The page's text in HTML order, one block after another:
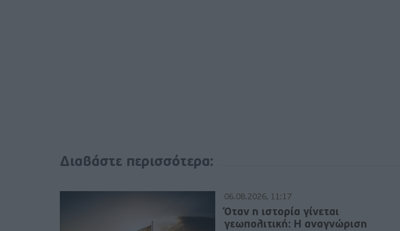
Διαβάστε περισσότερα:
06.08.2026, 11:17
Όταν η ιστορία γίνεται
γεωπολιτική: Η αναγνώριση